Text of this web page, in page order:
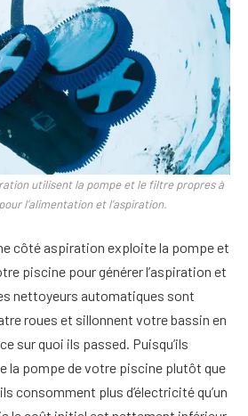
utilisent la pompe et le filtre propres à
l’alimentation et l’aspiration.
côté aspiration exploite la pompe et
piscine pour générer l’aspiration et
nettoyeurs automatiques sont
roues et sillonnent votre bassin en
sur quoi ils passed. Puisqu’ils
la pompe de votre piscine plutôt que
consomment plus d’électricité qu’un